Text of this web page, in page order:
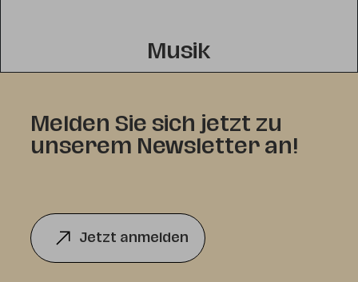
Musik
Melden Sie sich jetzt zu
unserem Newsletter an!
Jetzt anmelden